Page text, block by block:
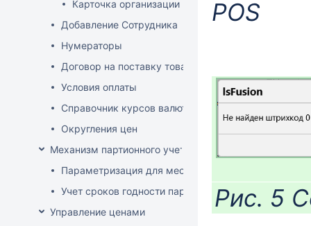
Карточка организации
Добавление Сотрудника
Нумераторы
Договор на поставку товаров (форма)
Условия оплаты
Справочник курсов валют
Округления цен
Механизм партионного учета
Параметризация для места хранения механизма
Учет сроков годности партий
Управление ценами
POS
Рис. 5